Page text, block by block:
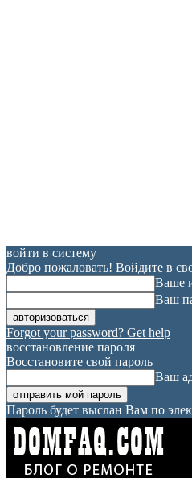
войти в систему
Добро пожаловать! Войдите в
Ваше
Ваш
Forgot your password? Get help
восстановление пароля
Восстановите свой пароль
Ваш
Пароль будет выслан Вам по